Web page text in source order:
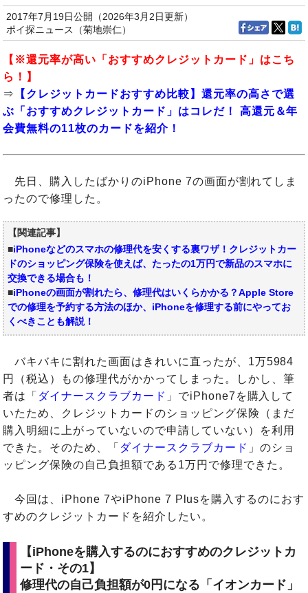
2017年7月19日公開（2026年3月2日更新）
ポイ探ニュース（菊地崇仁）
【※還元率が高い「おすすめクレジットカード」はこち
ら！】
⇒
【クレジットカードおすすめ比較】還元率の高さで選
ぶ「おすすめクレジットカード」はコレだ！ 高還元＆年
会費無料の11枚のカードを紹介！
先日、購入したばかりのiPhone 7の画面が割れてしま
ったので修理した。
【関連記事】
■iPhoneなどのスマホの修理代を安くする裏ワザ！クレジットカー
ドのショッピング保険を使えば、たったの1万円で新品のスマホに
交換できる場合も！
■iPhoneの画面が割れたら、修理代はいくらかかる？Apple Store
での修理を予約する方法のほか、iPhoneを修理する前にやってお
くべきことも解説！
バキバキに割れた画面はきれいに直ったが、1万5984
円（税込）もの修理代がかかってしまった。しかし、筆
者は「 ダイナースクラブカード 」でiPhone7を購入して
いたため、クレジットカードのショッピング保険（まだ
購入明細に上がっていないので申請していない）を利用
できた。そのため、「 ダイナースクラブカード 」のショ
ッピング保険の自己負担額である1万円で修理できた。
今回は、iPhone 7やiPhone 7 Plusを購入するのにおす
すめのクレジットカードを紹介したい。
【iPhoneを購入するのにおすすめのクレジットカ
ード・その1】
修理代の自己負担額が0円になる「イオンカード」